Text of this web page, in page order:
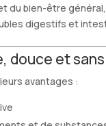
du bien-être
digestifs et
douce et
avantages :